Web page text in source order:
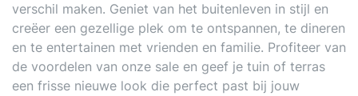
verschil maken. Geniet van het buitenleven in stijl en
creëer een gezellige plek om te ontspannen, te dineren
en te entertainen met vrienden en familie. Profiteer van
de voordelen van onze sale en geef je tuin of terras
een frisse nieuwe look die perfect past bij jouw